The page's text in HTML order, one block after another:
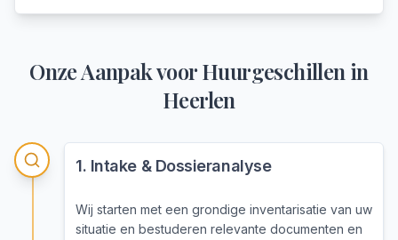
Onze Aanpak voorHuurgeschillen in
Heerlen
1. Intake & Dossieranalyse
Wij starten met een grondige inventarisatie van uw
situatie en bestuderen relevante documenten en